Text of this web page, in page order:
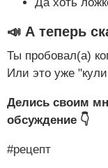
📣 А теперь
Ты пробовал(а)
Или это уже
Делись своим
обсуждение 👇
#рецепт